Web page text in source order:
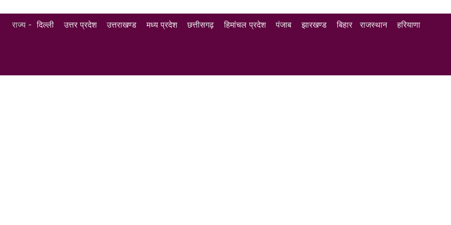
राज्य -दिल्ली उत्तर प्रदेश उत्तराखण्ड मध्य प्रदेश छत्तीसगढ़ हिमांचल प्रदेश पंजाब झारखण्ड बिहार राजस्थान हरियाणा